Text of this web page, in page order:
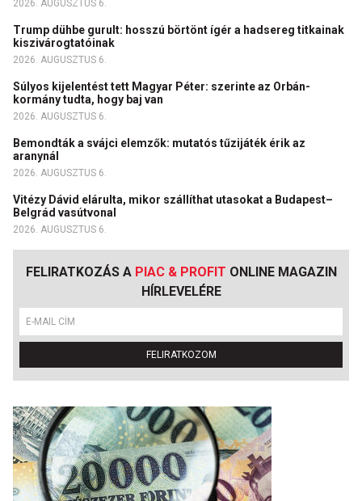
2026. AUGUSZTUS 6.
Trump dühbe gurult: hosszú börtönt ígér a hadsereg titkainak
kiszivárogtatóinak
2026. AUGUSZTUS 6.
Súlyos kijelentést tett Magyar Péter: szerinte az Orbán-
kormány tudta, hogy baj van
2026. AUGUSZTUS 6.
Bemondták a svájci elemzők: mutatós tűzijáték érik az
aranynál
2026. AUGUSZTUS 6.
Vitézy Dávid elárulta, mikor szállíthat utasokat a Budapest–
Belgrád vasútvonal
2026. AUGUSZTUS 6.
FELIRATKOZÁS A PIAC & PROFIT ONLINE MAGAZIN
HÍRLEVELÉRE
FELIRATKOZOM